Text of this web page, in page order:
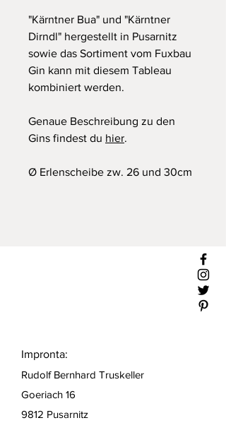
"Kärntner Bua" und "Kärntner
Dirndl" hergestellt in Pusarnitz
sowie das Sortiment vom Fuxbau
Gin kann mit diesem Tableau
kombiniert werden.
Genaue Beschreibung zu den
Gins findest du hier.
Ø Erlenscheibe zw. 26 und 30cm
Impronta:
Rudolf Bernhard Truskeller
Goeriach 16
9812 Pusarnitz